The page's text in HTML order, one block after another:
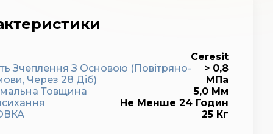
Ceresit
Зчеплення З Основою (повітряно-
Через 28 Діб)
> 0,8
МПа
Товщина
5,0 Мм
Не Менше 24 Годин
25 Кг